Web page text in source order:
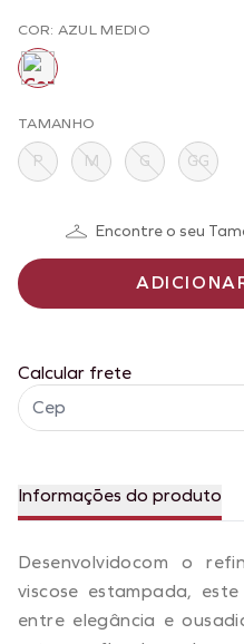
COR: AZUL MEDIO
TAMANHO
P M G GG
Encontre o seu
Calcular frete
Informações do produto
Desenvolvidocom o
viscose estampada,
entre elegância e